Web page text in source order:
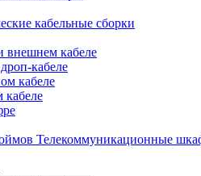
кабельные сборки
внешнем кабеле
кабеле
кабеле
кабеле
Телекоммуникационные